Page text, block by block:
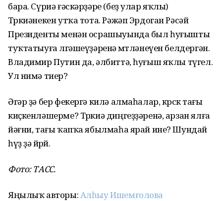
бара. Сүриә ғәскәрҙәре (беҙ улар яҡлы)
Төркиәнекен утҡа тота. Рәжәп Эрдоган Рәсәй
Президенты менән осрашыуында был һуғышты
туҡтатыуға өлгәшеүҙәренә өмөтләнеүен белдергән.
Владимир Путин да, әлбиттә, һуғыш яҡлы түгел.
Ул нимә тиер?
Әгәр ҙә бер фекергә килә алмаһалар, көрсөк тағы
киҫкенләшерме? Төркиә диңгеҙҙәренә, арзан ялға
йәғни, тағы ҡапҡа ябылмаһа ярай ине? Шундай
һүҙ ҙә йөрөй.
Фото: ТАСС.
Яңылыҡ авторы:Алһыу Ишемғолова